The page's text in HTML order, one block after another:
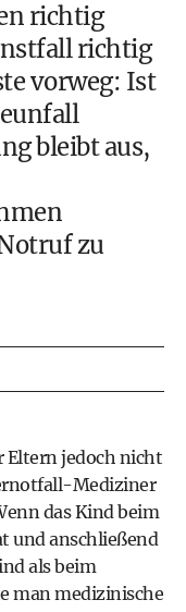
richtig
richtig
vorweg: Ist
bleibt aus,
zu
Eltern jedoch nicht
Mediziner
das Kind beim
und anschließend
als beim
man medizinische